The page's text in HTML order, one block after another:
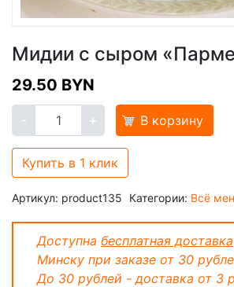
Мидии с сыром
29.50 BYN
- + В корзину
Купить в 1 клик
Артикул: product135 Категории: Всё
Доступна бесплатная доставка
Минску при заказе от 30
До 30 рублей - доставка от 3